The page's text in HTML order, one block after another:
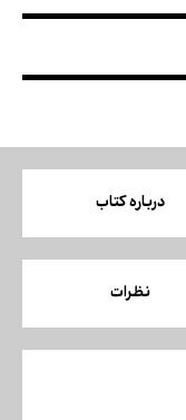
درباره کتاب
نظرات